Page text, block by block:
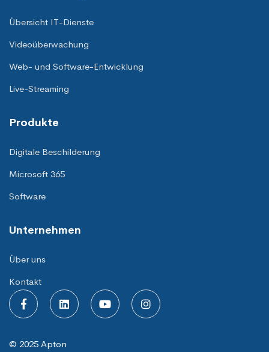
Übersicht IT-Dienste
Videoüberwachung
Web- und Software-Entwicklung
Live-Streaming
Produkte
Digitale Beschilderung
Microsoft 365
Software
Unternehmen
Über uns
Kontakt
© 2025 Apton